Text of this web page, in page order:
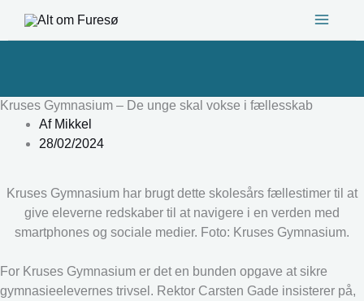
Kruses Gymnasium – De unge skal vokse i fællesskab
AfMikkel
28/02/2024
Kruses Gymnasium har brugt dette skolesårs fællestimer til at
give eleverne redskaber til at navigere i en verden med
smartphones og sociale medier. Foto: Kruses Gymnasium.
For Kruses Gymnasium er det en bunden opgave at sikre
gymnasieelevernes trivsel. Rektor Carsten Gade insisterer på,